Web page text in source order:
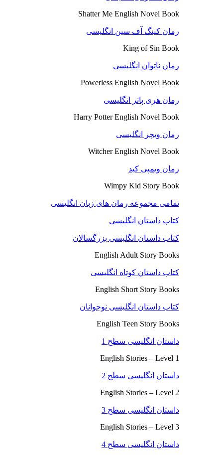
Shatter Me English Novel Book
رمان کینگ آف سین انگلیسی
King of Sin Book
رمان ناتوان انگلیسی
Powerless English Novel Book
رمان هری پاتر انگلیسی
Harry Potter English Novel Book
رمان ویچر انگلیسی
Witcher English Novel Book
رمان ویمپی کید
Wimpy Kid Story Book
تمامی مجموعه رمان های زبان انگلیسی
کتاب داستان انگلیسی
کتاب داستان انگلیسی بزرگسالان
English Adult Story Books
کتاب داستان کوتاه انگلیسی
English Short Story Books
کتاب داستان انگلیسی نوجوانان
English Teen Story Books
داستان انگلیسی سطح 1
English Stories – Level 1
داستان انگلیسی سطح 2
English Stories – Level 2
داستان انگلیسی سطح 3
English Stories – Level 3
داستان انگلیسی سطح 4